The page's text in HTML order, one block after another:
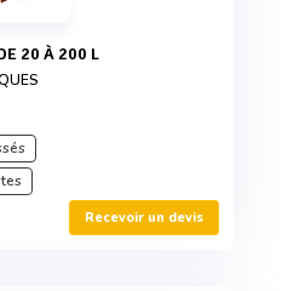
20 À 200 L
Recevoir un devis